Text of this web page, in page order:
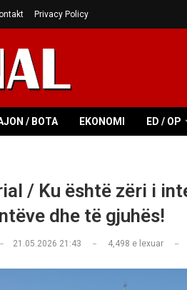
Privacy Policy
/ BOTA EKONOMI ED / OP
/ Ku është zëri i
dhe të gjuhës!
21.05.2026 21:43 4,498 e lexuar